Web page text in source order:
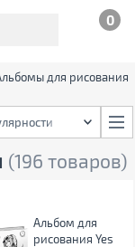
0
для рисования
(196 товаров)
Альбом для
рисования Yes